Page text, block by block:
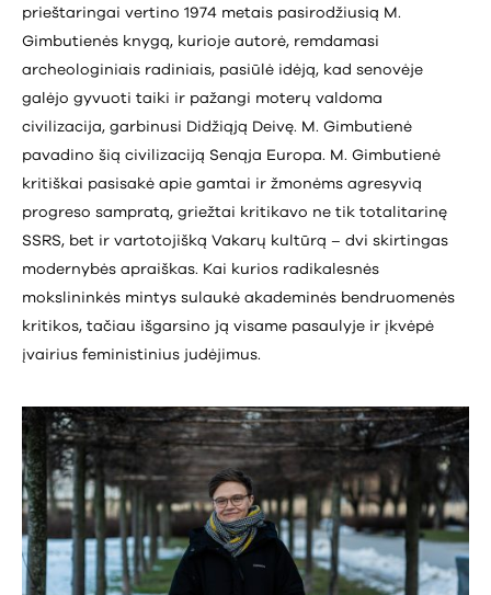
prieštaringai vertino 1974 metais pasirodžiusią M.
Gimbutienės knygą, kurioje autorė, remdamasi
archeologiniais radiniais, pasiūlė idėją, kad senovėje
galėjo gyvuoti taiki ir pažangi moterų valdoma
civilizacija, garbinusi Didžiąją Deivę. M. Gimbutienė
pavadino šią civilizaciją Senąja Europa. M. Gimbutienė
kritiškai pasisakė apie gamtai ir žmonėms agresyvią
progreso sampratą, griežtai kritikavo ne tik totalitarinę
SSRS, bet ir vartotojišką Vakarų kultūrą – dvi skirtingas
modernybės apraiškas. Kai kurios radikalesnės
mokslininkės mintys sulaukė akademinės bendruomenės
kritikos, tačiau išgarsino ją visame pasaulyje ir įkvėpė
įvairius feministinius judėjimus.